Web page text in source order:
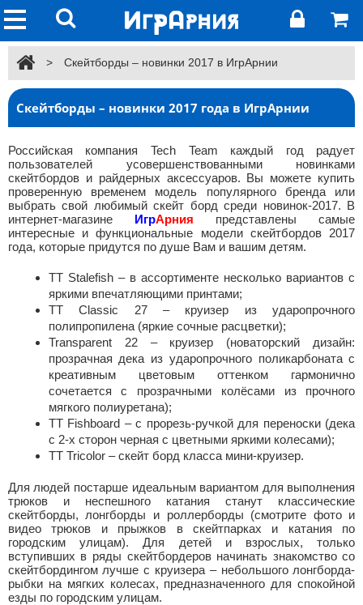
> Скейтборды – новинки 2017 в ИгрАрнии
Скейтборды – новинки 2017 года в ИгрАрнии
Российская компания Tech Team каждый год радует
пользователей усовершенствованными новинками
скейтбордов и райдерных аксессуаров. Вы можете купить
проверенную временем модель популярного бренда или
выбрать свой любимый скейт борд среди новинок-2017. В
интернет-магазине ИгрАрния представлены самые
интересные и функциональные модели скейтбордов 2017
года, которые придутся по душе Вам и вашим детям.
TT Stalefish – в ассортименте несколько вариантов с
яркими впечатляющими принтами;
TT Classic 27 – круизер из ударопрочного
полипропилена (яркие сочные расцветки);
Transparent 22 – круизер (новаторский дизайн:
прозрачная дека из ударопрочного поликарбоната с
креативным цветовым оттенком гармонично
сочетается с прозрачными колёсами из прочного
мягкого полиуретана);
TT Fishboard – с прорезь-ручкой для переноски (дека
с 2-х сторон черная с цветными яркими колесами);
TT Tricolor – скейт борд класса мини-круизер.
Для людей постарше идеальным вариантом для выполнения
трюков и неспешного катания станут классические
скейтборды, лонгборды и роллерборды (смотрите фото и
видео трюков и прыжков в скейтпарках и катания по
городским улицам). Для детей и взрослых, только
вступивших в ряды скейтбордеров начинать знакомство со
скейтбордингом лучше с круизера – небольшого лонгборда-
рыбки на мягких колесах, предназначенного для спокойной
езды по городским улицам.